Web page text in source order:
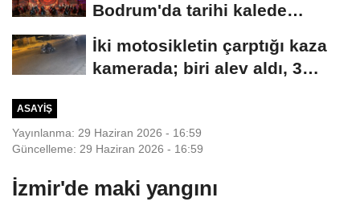
Bodrum'da tarihi kalede
sahnelendi
İki motosikletin çarptığı kaza
kamerada; biri alev aldı, 3
ASAYIŞ
Yayınlanma: 29 Haziran 2026 - 16:59
Güncelleme: 29 Haziran 2026 - 16:59
İzmir'de maki yangını